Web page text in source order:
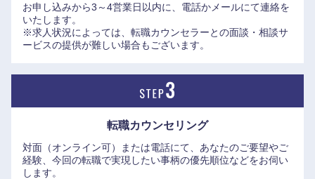
※育児休業は小学校入学前の子どもを対象に通算3年間分割
での取得が可能。
休暇制度は両立支援休暇、配偶者出産休暇のほか、年間50日
性・女性に関わらず状況に応じて利用しやすい制度を導入し
ら復職する場合に保育料の一部を支給する制度や、ベビーシ
ッターを利用した際の費用補助、両立に必要な転居費用の一
部補助制度も設けている。
お申し込みから3～4営業日以内に、電話かメールにて連絡を
いたします。
※求人状況によっては、転職カウンセラーとの面談・相談サ
ービスの提供が難しい場合もございます。
転職カウンセリング
対面（オンライン可）または電話にて、あなたのご要望やご
経験、今回の転職で実現したい事柄の優先順位などをお伺い
します。
高知県